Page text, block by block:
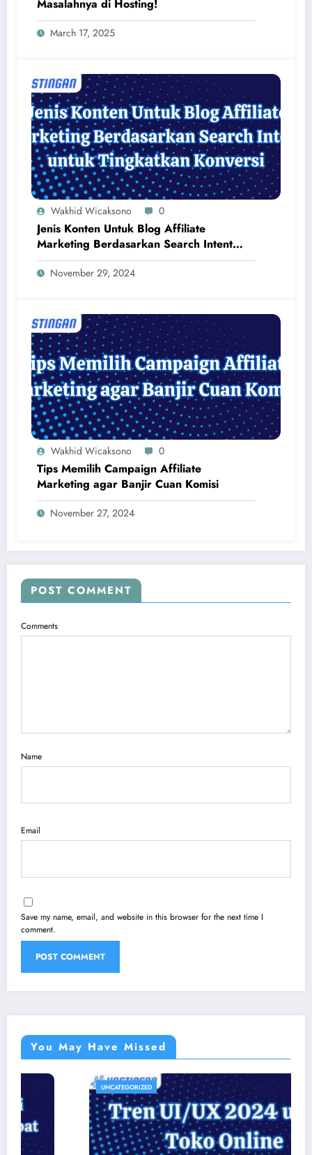
Masalahnya di Hosting!
March 17, 2025
Wakhid Wicaksono 0
Jenis Konten Untuk Blog Affiliate
Marketing Berdasarkan Search Intent
untuk Tingkatkan Konversi
November 29, 2024
Wakhid Wicaksono 0
Tips Memilih Campaign Affiliate
Marketing agar Banjir Cuan Komisi
November 27, 2024
POST COMMENT
Comments
Name
Email
Save my name, email, and website in this browser for the next time I
comment.
You May Have Missed